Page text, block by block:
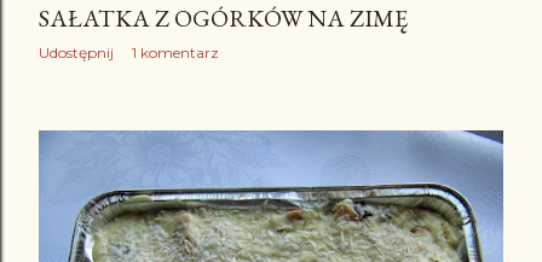
SAŁATKA Z OGÓRKÓW NA ZIMĘ
Udostępnij 1 komentarz